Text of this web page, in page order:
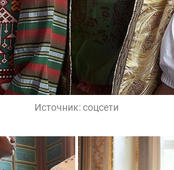
Источник:соцсети